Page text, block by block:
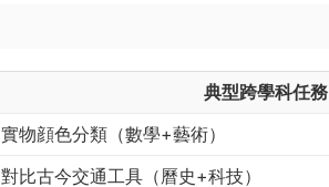
典型跨學科任務
實物顔色分類（數學+藝術）
對比古今交通工具（曆史+科技）